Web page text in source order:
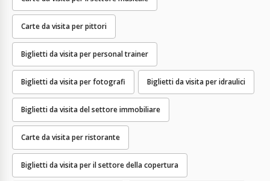
Carte da visita per pittori
Biglietti da visita per personal trainer
Biglietti da visita per fotografi Biglietti da visita per idraulici
Biglietti da visita del settore immobiliare
Carte da visita per ristorante
Biglietti da visita per il settore della copertura